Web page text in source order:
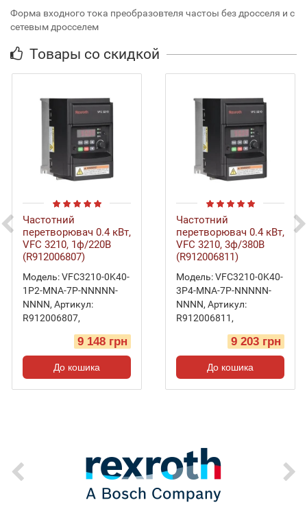
Форма входного тока преобразовтеля частоы без дросселя и с
сетевым дросселем
Товары со скидкой
Частотний
перетворювач 0.4 кВт,
VFC 3210, 1ф/220В
(R912006807)
Модель:VFC3210-0K40-
1P2-MNA-7P-NNNNN-
NNNN, Артикул:
R912006807,
9 148 грн
До кошика
Частотний
перетворювач 0.4 кВт,
VFC 3210, 3ф/380В
(R912006811)
Модель:VFC3210-0K40-
3P4-MNA-7P-NNNNN-
NNNN, Артикул:
R912006811 ,
9 203 грн
До кошика